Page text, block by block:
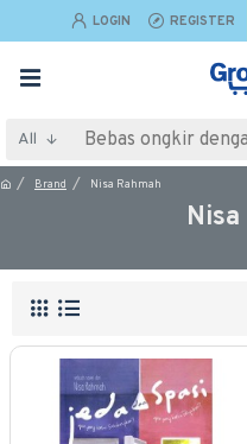
LOGIN REGISTER
All
Brand Nisa Rahmah
Nisa